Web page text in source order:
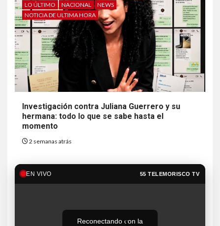
LO ÚLTIMO
NACIONAL
NEWS
NOTICIA DE ULTIMA HORA
Investigación contra Juliana Guerrero y su
hermana: todo lo que se sabe hasta el
momento
2 semanas atrás
EN VIVO 55 TELEMORISCO TV
Reconectando con la